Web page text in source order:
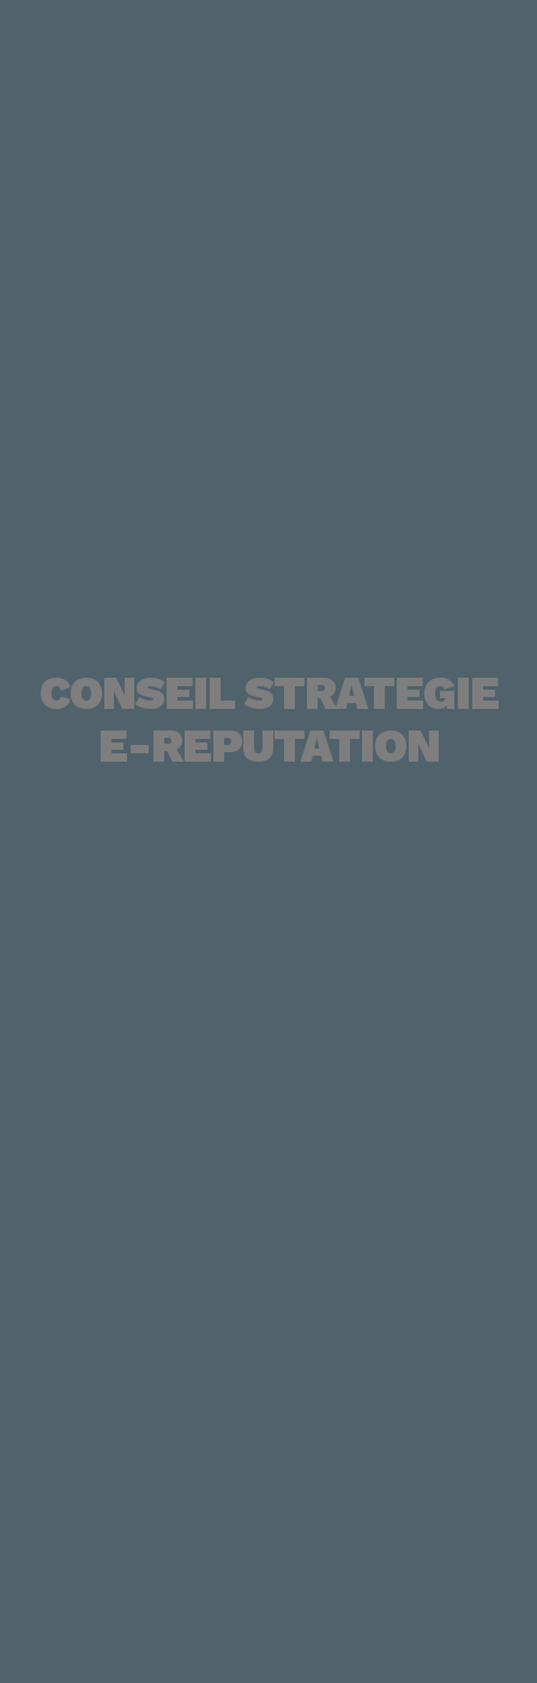
CONSEIL STRATEGIE
E-REPUTATION